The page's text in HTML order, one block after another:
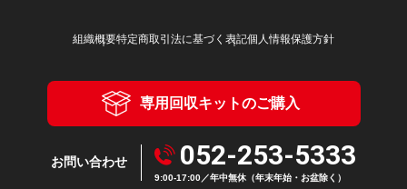
組織概要特定商取引法に基づく表記個人情報保護方針
専用回収キットのご購入
お問い合わせ 052-253-5333
9:00-17:00／年中無休（年末年始・お盆除く）